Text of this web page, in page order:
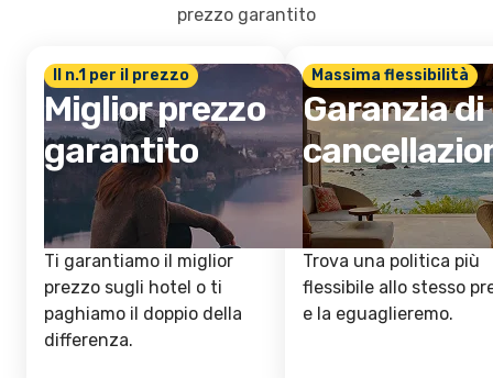
prezzo garantito
Il n.1 per il prezzo
Miglior prezzo
garantito
Ti garantiamo il miglior
prezzo sugli hotel o ti
paghiamo il doppio della
differenza.
Massima flessibilità
Garanzia di
Trova una politica più
flessibile allo stesso
e la eguaglieremo.